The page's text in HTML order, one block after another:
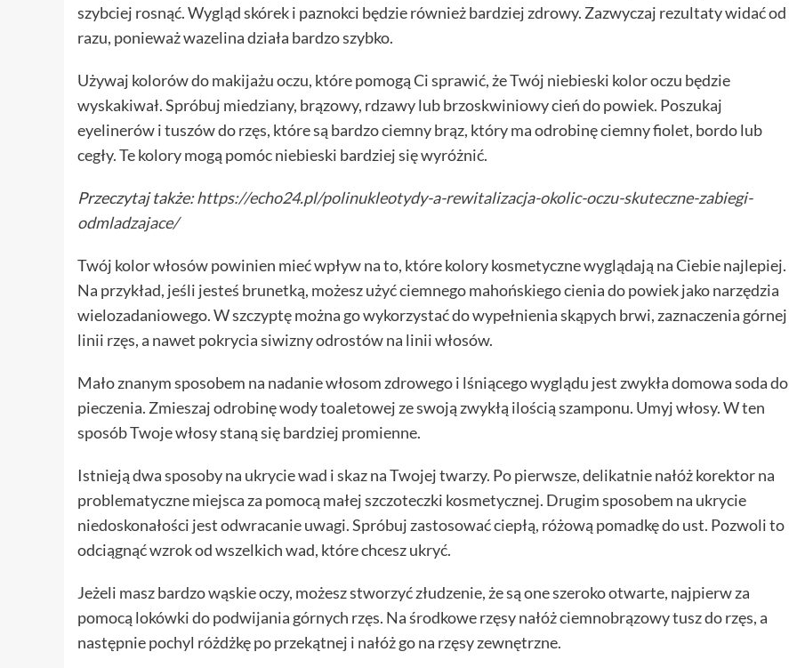
szybciej rosnąć. Wygląd skórek i paznokci będzie również bardziej zdrowy. Zazwyczaj rezultaty widać od
razu, ponieważ wazelina działa bardzo szybko.
Używaj kolorów do makijażu oczu, które pomogą Ci sprawić, że Twój niebieski kolor oczu będzie
wyskakiwał. Spróbuj miedziany, brązowy, rdzawy lub brzoskwiniowy cień do powiek. Poszukaj
eyelinerów i tuszów do rzęs, które są bardzo ciemny brąz, który ma odrobinę ciemny fiolet, bordo lub
cegły. Te kolory mogą pomóc niebieski bardziej się wyróżnić.
Przeczytaj także:https://echo24.pl/polinukleotydy-a-rewitalizacja-okolic-oczu-skuteczne-zabiegi-
odmladzajace/
Twój kolor włosów powinien mieć wpływ na to, które kolory kosmetyczne wyglądają na Ciebie najlepiej.
Na przykład, jeśli jesteś brunetką, możesz użyć ciemnego mahońskiego cienia do powiek jako narzędzia
wielozadaniowego. W szczyptę można go wykorzystać do wypełnienia skąpych brwi, zaznaczenia górnej
linii rzęs, a nawet pokrycia siwizny odrostów na linii włosów.
Mało znanym sposobem na nadanie włosom zdrowego i lśniącego wyglądu jest zwykła domowa soda do
pieczenia. Zmieszaj odrobinę wody toaletowej ze swoją zwykłą ilością szamponu. Umyj włosy. W ten
sposób Twoje włosy staną się bardziej promienne.
Istnieją dwa sposoby na ukrycie wad i skaz na Twojej twarzy. Po pierwsze, delikatnie nałóż korektor na
problematyczne miejsca za pomocą małej szczoteczki kosmetycznej. Drugim sposobem na ukrycie
niedoskonałości jest odwracanie uwagi. Spróbuj zastosować ciepłą, różową pomadkę do ust. Pozwoli to
odciągnąć wzrok od wszelkich wad, które chcesz ukryć.
Jeżeli masz bardzo wąskie oczy, możesz stworzyć złudzenie, że są one szeroko otwarte, najpierw za
pomocą lokówki do podwijania górnych rzęs. Na środkowe rzęsy nałóż ciemnobrązowy tusz do rzęs, a
następnie pochyl różdżkę po przekątnej i nałóż go na rzęsy zewnętrzne.